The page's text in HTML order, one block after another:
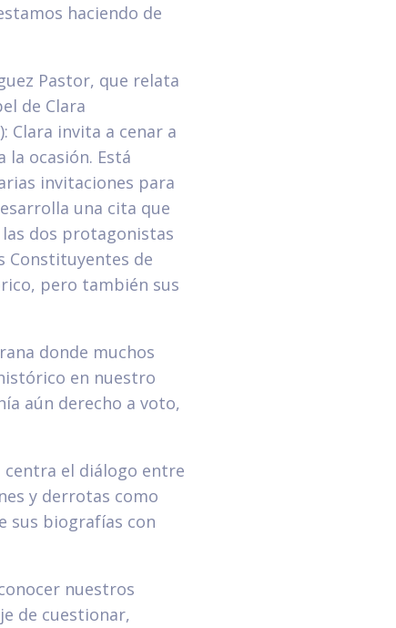
haciendo de
Pastor, que relata
de Clara
Clara invita a cenar a
ocasión. Está
invitaciones para
una cita que
dos protagonistas
Constituyentes de
pero también sus
donde muchos
en nuestro
aún derecho a voto,
el diálogo entre
y derrotas como
sus biografías con
nuestros
de cuestionar,